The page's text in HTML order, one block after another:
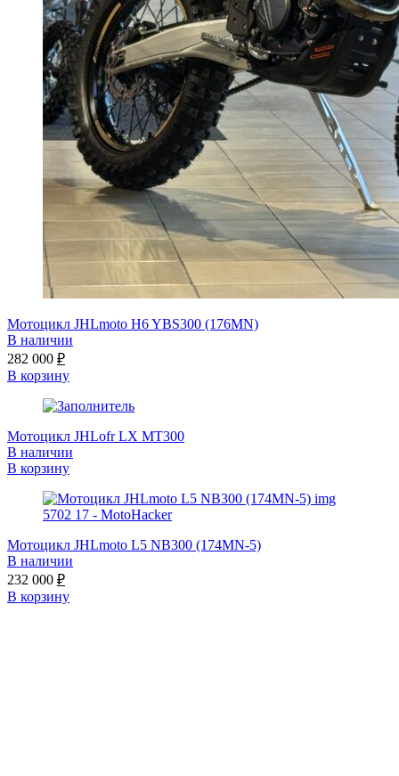
Мотоцикл JHLmoto H6 YBS300 (176MN)
В наличии
282 000 ₽
В корзину
Мотоцикл JHLofr LX MT300
В наличии
В корзину
Мотоцикл JHLmoto L5 NB300 (174MN-5)
В наличии
232 000 ₽
В корзину